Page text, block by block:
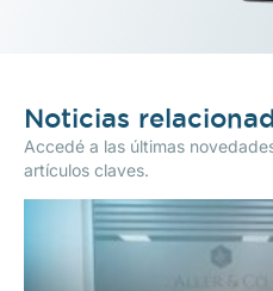
Noticias
Accedé a las últimas
artículos claves.